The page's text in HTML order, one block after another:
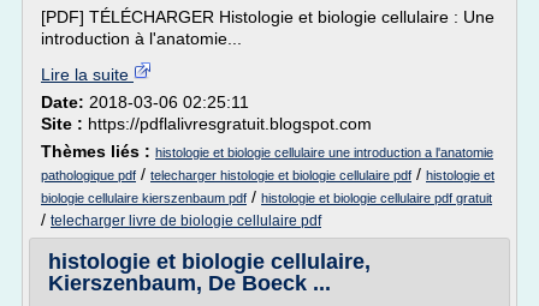
[PDF] TÉLÉCHARGER Histologie et biologie cellulaire : Une
introduction à l'anatomie...
Lire la suite
Date: 2018-03-06 02:25:11
Site : https://pdflalivresgratuit.blogspot.com
Thèmes liés : histologie et biologie cellulaire une introduction a l'anatomie
pathologique pdf / telecharger histologie et biologie cellulaire pdf / histologie et
biologie cellulaire kierszenbaum pdf / histologie et biologie cellulaire pdf gratuit
/ telecharger livre de biologie cellulaire pdf
histologie et biologie cellulaire,
Kierszenbaum, De Boeck ...